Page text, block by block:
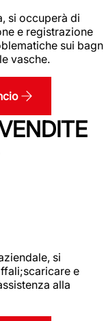
si occuperà di
e registrazione
sui
vasche.
si
e
alla